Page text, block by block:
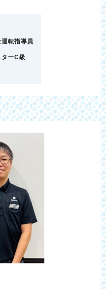
転指導員
ーC級